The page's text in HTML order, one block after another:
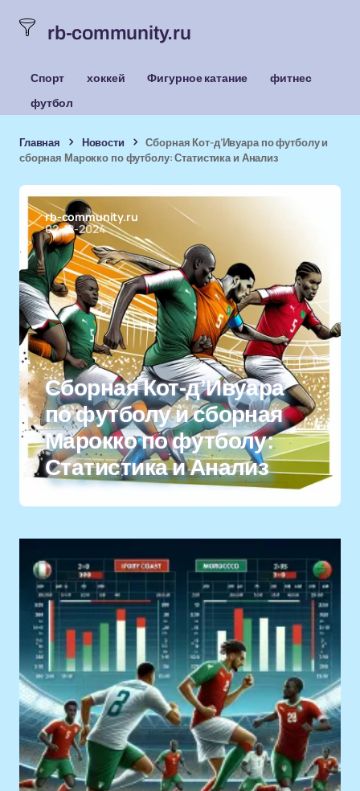
rb-community.ru
Спорт хоккей Фигурное катание
фитнес
футбол
Главная Новости
Сборная Кот-д’Ивуара по футболу и
сборная Марокко по футболу: Статистика и Анализ
rb-community.ru
02-12-2024
Сборная Кот-д’Ивуара
по футболу и сборная
Марокко по футболу:
Статистика и Анализ